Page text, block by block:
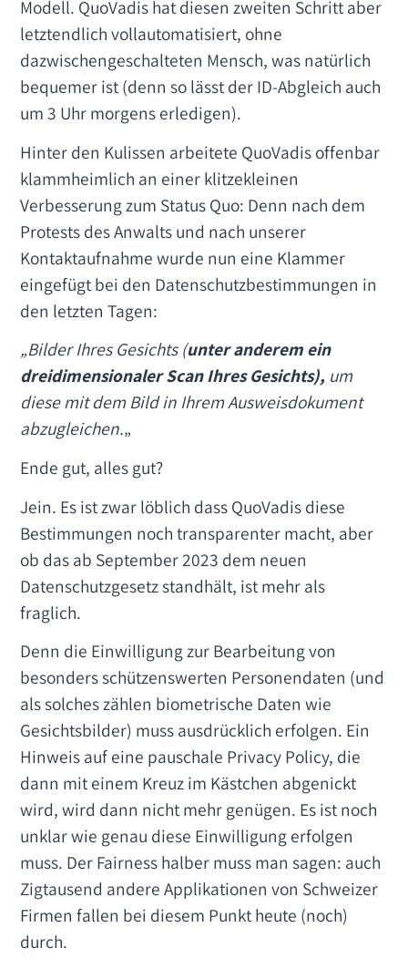
Modell. QuoVadis hat diesen zweiten Schritt aber
letztendlich vollautomatisiert, ohne
dazwischengeschalteten Mensch, was natürlich
bequemer ist (denn so lässt der ID-Abgleich auch
um 3 Uhr morgens erledigen).
Hinter den Kulissen arbeitete QuoVadis offenbar
klammheimlich an einer klitzekleinen
Verbesserung zum Status Quo: Denn nach dem
Protests des Anwalts und nach unserer
Kontaktaufnahme wurde nun eine Klammer
eingefügt bei den Datenschutzbestimmungen in
den letzten Tagen:
„Bilder Ihres Gesichts (unter anderem ein
dreidimensionaler Scan Ihres Gesichts), um
diese mit dem Bild in Ihrem Ausweisdokument
abzugleichen.„
Ende gut, alles gut?
Jein. Es ist zwar löblich dass QuoVadis diese
Bestimmungen noch transparenter macht, aber
ob das ab September 2023 dem neuen
Datenschutzgesetz standhält, ist mehr als
fraglich.
Denn die Einwilligung zur Bearbeitung von
besonders schützenswerten Personendaten (und
als solches zählen biometrische Daten wie
Gesichtsbilder) muss ausdrücklich erfolgen. Ein
Hinweis auf eine pauschale Privacy Policy, die
dann mit einem Kreuz im Kästchen abgenickt
wird, wird dann nicht mehr genügen. Es ist noch
unklar wie genau diese Einwilligung erfolgen
muss. Der Fairness halber muss man sagen: auch
Zigtausend andere Applikationen von Schweizer
Firmen fallen bei diesem Punkt heute (noch)
durch.